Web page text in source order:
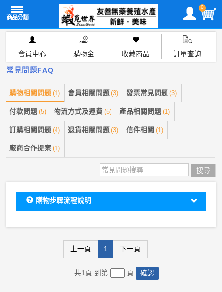
0
會員中心 購物金 收藏商品 訂單查詢
常見問題FAQ
購物相關問題 (1) 會員相關問題 (3) 發票常見問題 (3)
付款問題 (5) 物流方式及運費 (5) 產品相關問題 (1)
訂購相關問題 (4) 退貨相關問題 (3) 信件相關 (1)
廠商合作提案 (1)
搜尋
購物步驟流程說明
上一頁 1 下一頁
...共1頁 到第 頁 確認